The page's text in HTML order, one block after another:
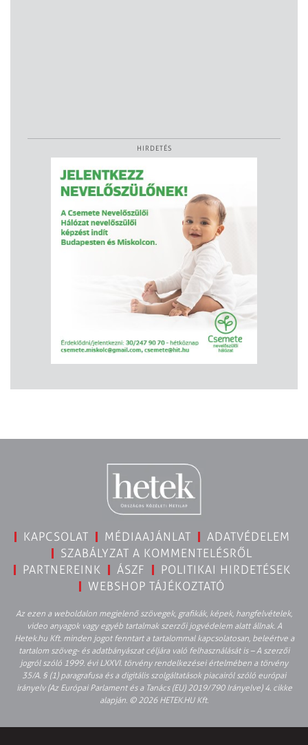
HIRDETÉS
KAPCSOLAT MÉDIAAJÁNLAT
ADATVÉDELEM
SZABÁLYZAT A KOMMENTELÉSRŐL
PARTNEREINK
ÁSZF
POLITIKAI HIRDETÉSEK
WEBSHOP TÁJÉKOZTATÓ
Az ezen a weboldalon megjelenő szövegek, grafikák, képek, hangfelvételek,
video anyagok vagy egyéb tartalmak szerzői jogvédelem alatt állnak. A
Hetek.hu Kft. minden jogot fenntart a tartalommal kapcsolatosan, beleértve a
tartalom szöveg- és adatbányászat céljára való felhasználását is – A szerzői
jogról szóló 1999. évi LXXVI. törvény rendelkezései értelmében a törvény
35/A. § (1) paragrafusa és a digitális szolgáltatások piacairól szóló európai
irányelv (Az Európai Parlament és a Tanács (EU) 2019/790 Irányelve) 4. cikke
alapján. © 2026 HETEK.HU Kft.